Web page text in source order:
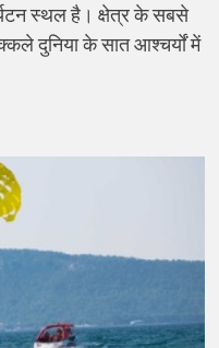
स्थल है। क्षेत्र के सबसे
दुनिया के सात आश्चर्यों में